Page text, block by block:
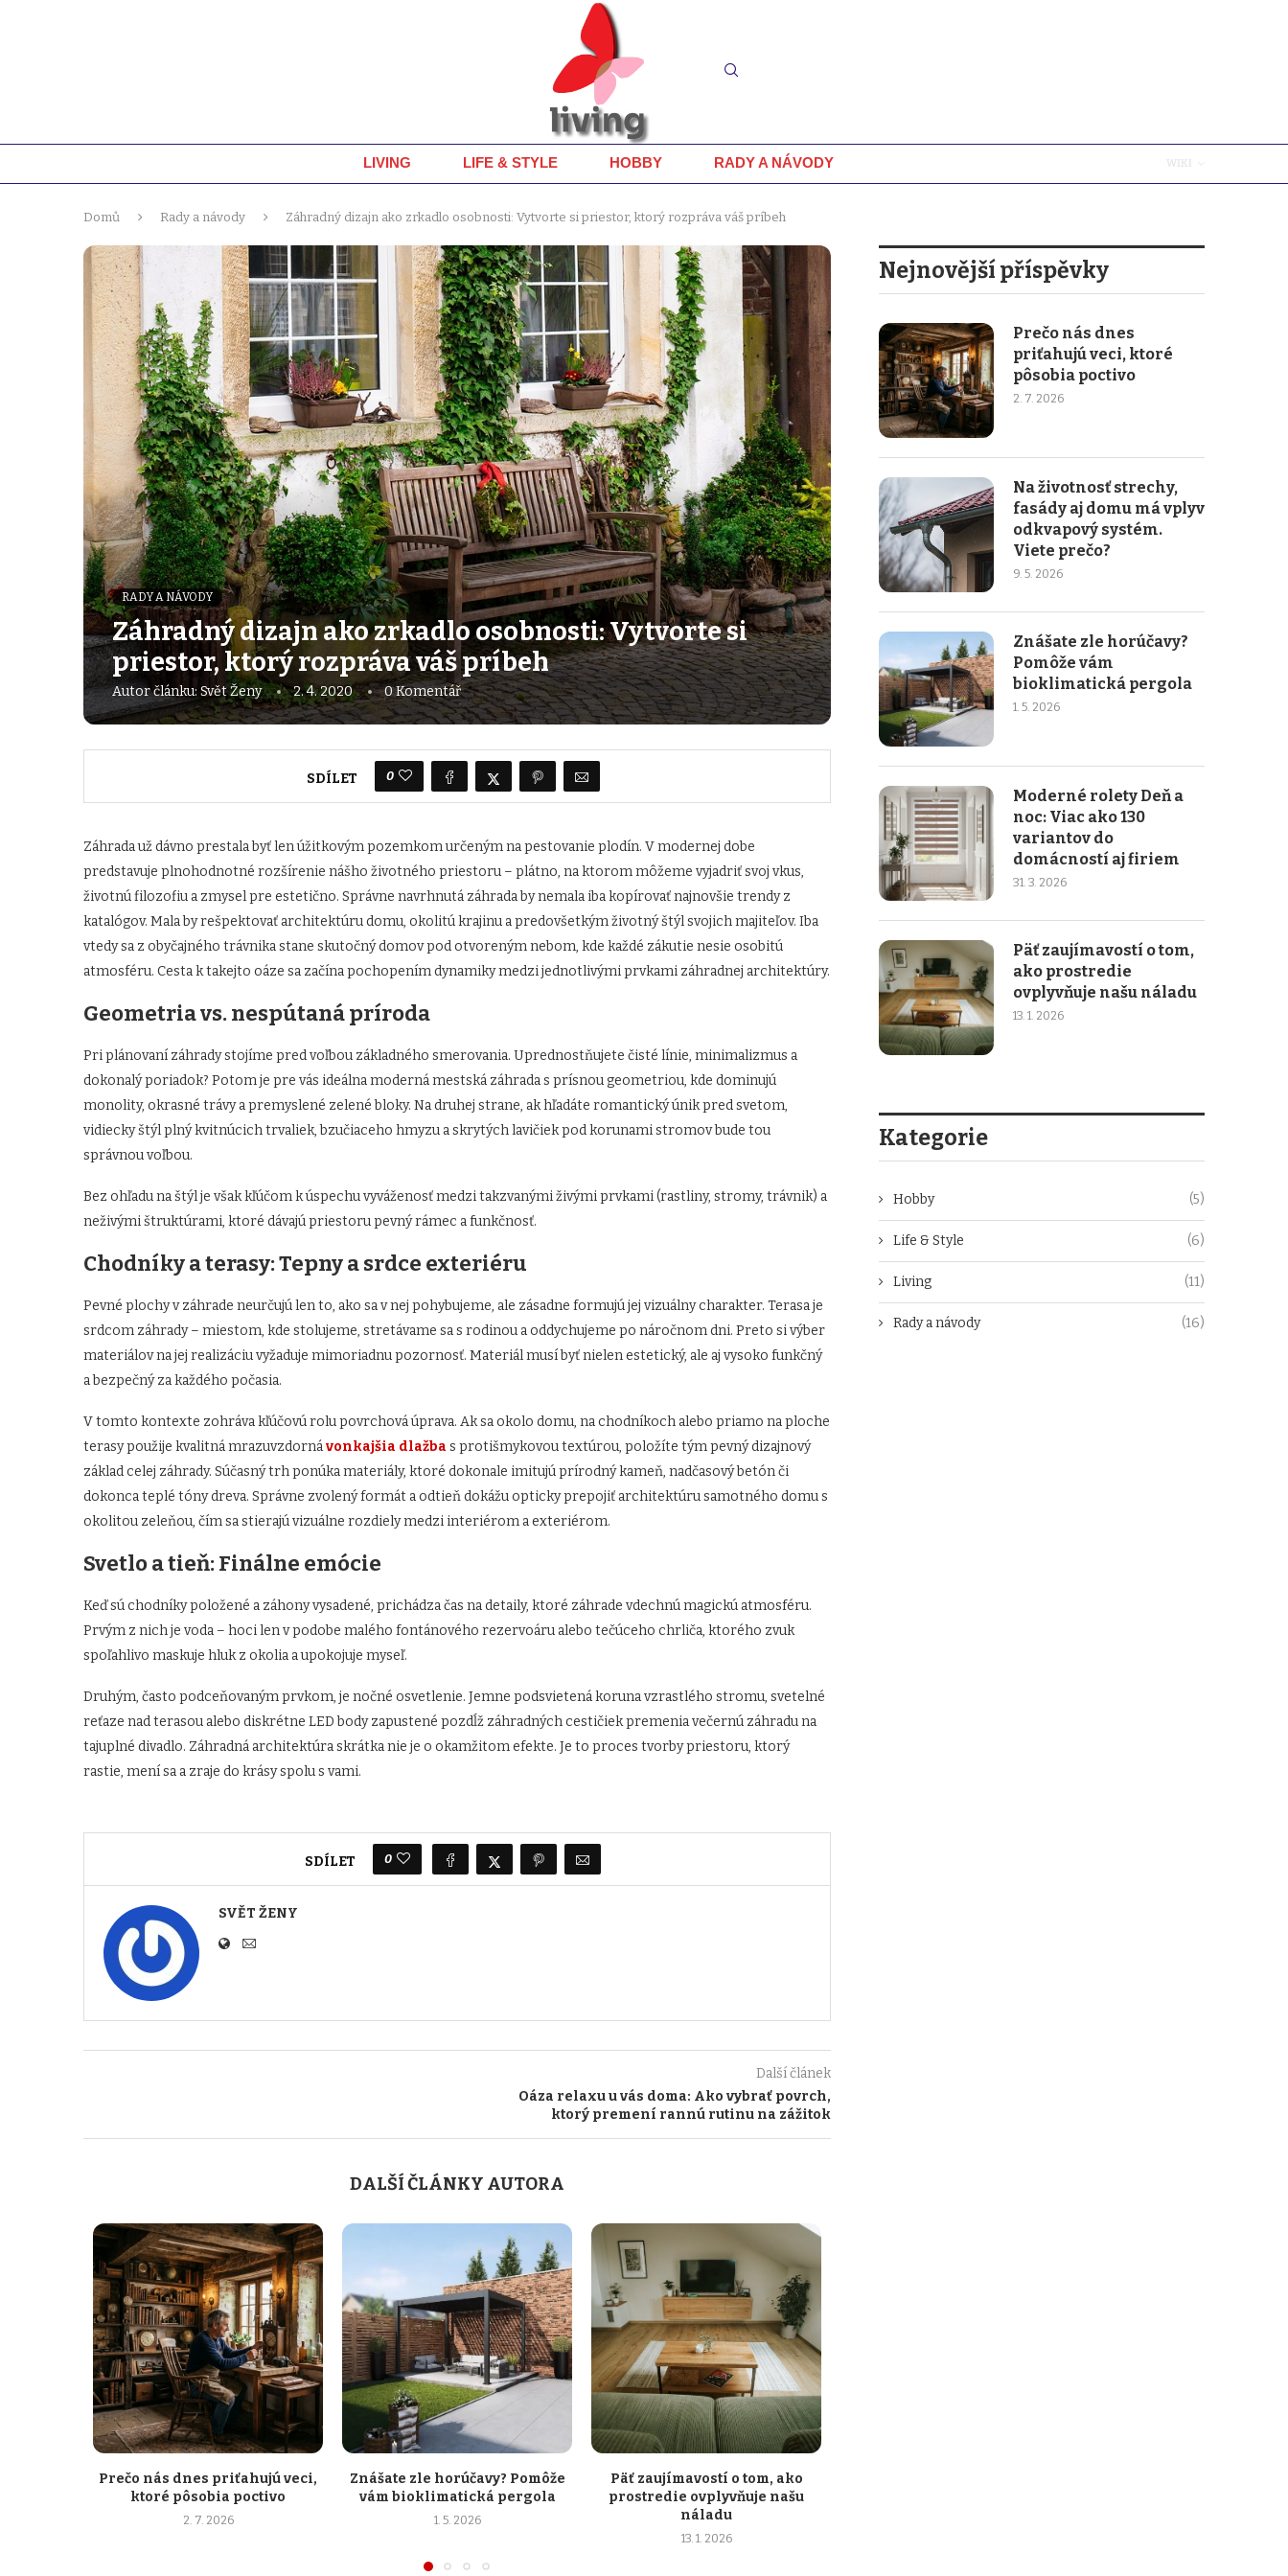
LIVING LIFE & STYLE HOBBY RADY A NÁVODY
Domů Rady a návody Záhradný dizajn ako zrkadlo osobnosti: Vytvorte si priestor, ktorý rozpráva váš príbeh
RADY A NÁVODY
Záhradný dizajn ako zrkadlo osobnosti: Vytvorte si
priestor, ktorý rozpráva váš príbeh
Autor článku: Svět Ženy 2. 4. 2020 0 Komentář
SDÍLET 0
Záhrada už dávno prestala byť len úžitkovým pozemkom určeným na pestovanie plodín. V modernej dobe
predstavuje plnohodnotné rozšírenie nášho životného priestoru – plátno, na ktorom môžeme vyjadriť svoj vkus,
životnú filozofiu a zmysel pre estetično. Správne navrhnutá záhrada by nemala iba kopírovať najnovšie trendy z
katalógov. Mala by rešpektovať architektúru domu, okolitú krajinu a predovšetkým životný štýl svojich majiteľov. Iba
vtedy sa z obyčajného trávnika stane skutočný domov pod otvoreným nebom, kde každé zákutie nesie osobitú
atmosféru. Cesta k takejto oáze sa začína pochopením dynamiky medzi jednotlivými prvkami záhradnej architektúry.
Geometria vs. nespútaná príroda
Pri plánovaní záhrady stojíme pred voľbou základného smerovania. Uprednostňujete čisté línie, minimalizmus a
dokonalý poriadok? Potom je pre vás ideálna moderná mestská záhrada s prísnou geometriou, kde dominujú
monolity, okrasné trávy a premyslené zelené bloky. Na druhej strane, ak hľadáte romantický únik pred svetom,
vidiecky štýl plný kvitnúcich trvaliek, bzučiaceho hmyzu a skrytých lavičiek pod korunami stromov bude tou
správnou voľbou.
Bez ohľadu na štýl je však kľúčom k úspechu vyváženosť medzi takzvanými živými prvkami (rastliny, stromy, trávnik) a
neživými štruktúrami, ktoré dávajú priestoru pevný rámec a funkčnosť.
Chodníky a terasy: Tepny a srdce exteriéru
Pevné plochy v záhrade neurčujú len to, ako sa v nej pohybujeme, ale zásadne formujú jej vizuálny charakter. Terasa je
srdcom záhrady – miestom, kde stolujeme, stretávame sa s rodinou a oddychujeme po náročnom dni. Preto si výber
materiálov na jej realizáciu vyžaduje mimoriadnu pozornosť. Materiál musí byť nielen estetický, ale aj vysoko funkčný
a bezpečný za každého počasia.
V tomto kontexte zohráva kľúčovú rolu povrchová úprava. Ak sa okolo domu, na chodníkoch alebo priamo na ploche
terasy použije kvalitná mrazuvzdornávonkajšia dlažba s protišmykovou textúrou, položíte tým pevný dizajnový
základ celej záhrady. Súčasný trh ponúka materiály, ktoré dokonale imitujú prírodný kameň, nadčasový betón či
dokonca teplé tóny dreva. Správne zvolený formát a odtieň dokážu opticky prepojiť architektúru samotného domu s
okolitou zeleňou, čím sa stierajú vizuálne rozdiely medzi interiérom a exteriérom.
Svetlo a tieň: Finálne emócie
Keď sú chodníky položené a záhony vysadené, prichádza čas na detaily, ktoré záhrade vdechnú magickú atmosféru.
Prvým z nich je voda – hoci len v podobe malého fontánového rezervoáru alebo tečúceho chrliča, ktorého zvuk
spoľahlivo maskuje hluk z okolia a upokojuje myseľ.
Druhým, často podceňovaným prvkom, je nočné osvetlenie. Jemne podsvietená koruna vzrastlého stromu, svetelné
reťaze nad terasou alebo diskrétne LED body zapustené pozdĺž záhradných cestičiek premenia večernú záhradu na
tajuplné divadlo. Záhradná architektúra skrátka nie je o okamžitom efekte. Je to proces tvorby priestoru, ktorý
rastie, mení sa a zraje do krásy spolu s vami.
SDÍLET 0
SVĚT ŽENY
Další článek
Oáza relaxu u vás doma: Ako vybrať povrch,
ktorý premení rannú rutinu na zážitok
DALŠÍ ČLÁNKY AUTORA
Prečo nás dnes priťahujú veci,
ktoré pôsobia poctivo
2. 7. 2026
Znášate zle horúčavy? Pomôže
vám bioklimatická pergola
1. 5. 2026
Päť zaujímavostí o tom, ako
prostredie ovplyvňuje našu
náladu
13. 1. 2026
Nejnovější příspěvky
Prečo nás dnes
priťahujú veci, ktoré
pôsobia poctivo
2. 7. 2026
Na životnosť strechy,
fasády aj domu má vplyv
odkvapový systém.
Viete prečo?
9. 5. 2026
Znášate zle horúčavy?
Pomôže vám
bioklimatická pergola
1. 5. 2026
Moderné rolety Deň a
noc: Viac ako 130
variantov do
domácností aj firiem
31. 3. 2026
Päť zaujímavostí o tom,
ako prostredie
ovplyvňuje našu náladu
13. 1. 2026
Kategorie
Hobby (5)
Life & Style (6)
Living (11)
Rady a návody (16)